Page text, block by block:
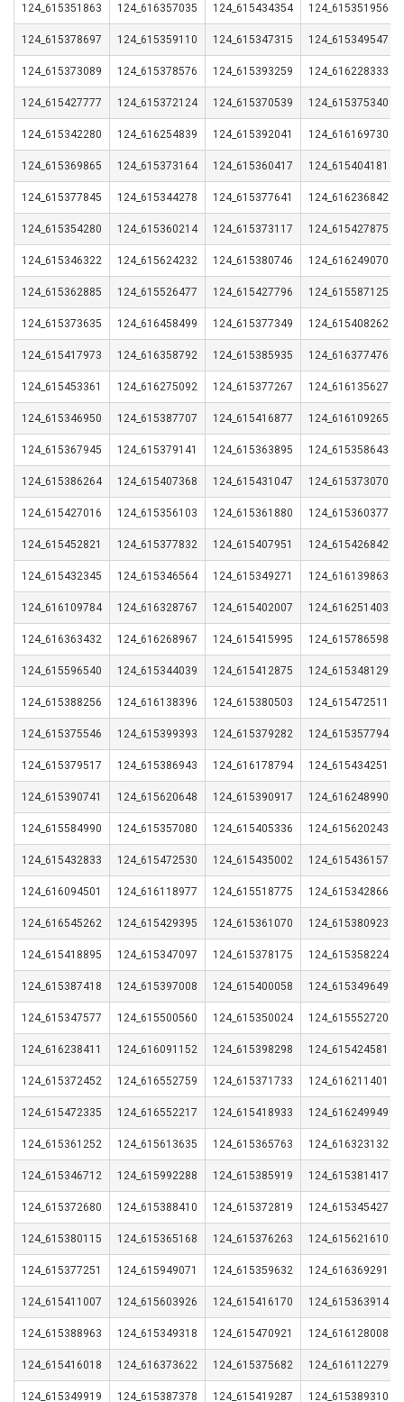
124_615351863 124_616357035 124_615434354 124_615351956
124_615378697 124_615359110 124_615347315 124_615349547
124_615373089 124_615378576 124_615393259 124_616228333
124_615427777 124_615372124 124_615370539 124_615375340
124_615342280 124_616254839 124_615392041 124_616169730
124_615369865 124_615373164 124_615360417 124_615404181
124_615377845 124_615344278 124_615377641 124_616236842
124_615354280 124_615360214 124_615373117 124_615427875
124_615346322 124_615624232 124_615380746 124_616249070
124_615362885 124_615526477 124_615427796 124_615587125
124_615373635 124_616458499 124_615377349 124_615408262
124_615417973 124_616358792 124_615385935 124_616377476
124_615453361 124_616275092 124_615377267 124_616135627
124_615346950 124_615387707 124_615416877 124_616109265
124_615367945 124_615379141 124_615363895 124_615358643
124_615386264 124_615407368 124_615431047 124_615373070
124_615427016 124_615356103 124_615361880 124_615360377
124_615452821 124_615377832 124_615407951 124_615426842
124_615432345 124_615346564 124_615349271 124_616139863
124_616109784 124_616328767 124_615402007 124_616251403
124_616363432 124_616268967 124_615415995 124_615786598
124_615596540 124_615344039 124_615412875 124_615348129
124_615388256 124_616138396 124_615380503 124_615472511
124_615375546 124_615399393 124_615379282 124_615357794
124_615379517 124_615386943 124_616178794 124_615434251
124_615390741 124_615620648 124_615390917 124_616248990
124_615584990 124_615357080 124_615405336 124_615620243
124_615432833 124_615472530 124_615435002 124_615436157
124_616094501 124_616118977 124_615518775 124_615342866
124_616545262 124_615429395 124_615361070 124_615380923
124_615418895 124_615347097 124_615378175 124_615358224
124_615387418 124_615397008 124_615400058 124_615349649
124_615347577 124_615500560 124_615350024 124_615552720
124_616238411 124_616091152 124_615398298 124_615424581
124_615372452 124_616552759 124_615371733 124_616211401
124_615472335 124_616552217 124_615418933 124_616249949
124_615361252 124_615613635 124_615365763 124_616323132
124_615346712 124_615992288 124_615385919 124_615381417
124_615372680 124_615388410 124_615372819 124_615345427
124_615380115 124_615365168 124_615376263 124_615621610
124_615377251 124_615949071 124_615359632 124_616369291
124_615411007 124_615603926 124_615416170 124_615363914
124_615388963 124_615349318 124_615470921 124_616128008
124_615416018 124_616373622 124_615375682 124_616112279
124_615349919 124_615387378 124_615419287 124_615389310